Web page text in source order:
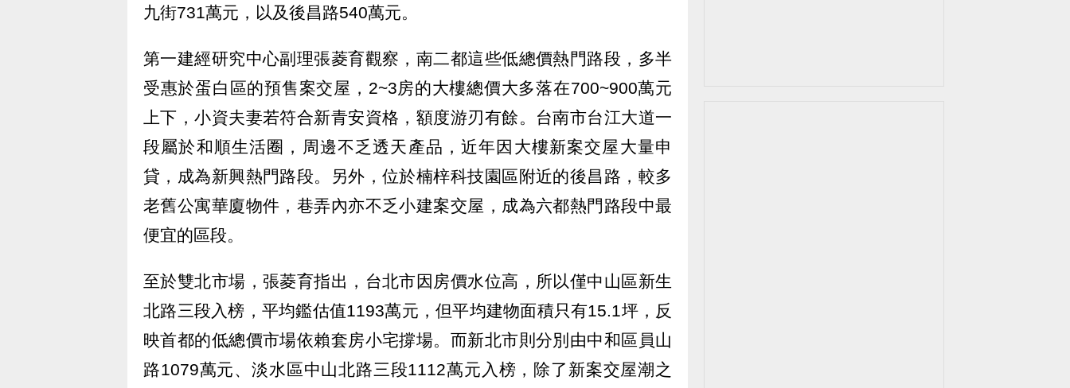
九街731萬元，以及後昌路540萬元。
第一建經研究中心副理張菱育觀察，南二都這些低總價熱門路段，多半
受惠於蛋白區的預售案交屋，2~3房的大樓總價大多落在700~900萬元
上下，小資夫妻若符合新青安資格，額度游刃有餘。台南市台江大道一
段屬於和順生活圈，周邊不乏透天產品，近年因大樓新案交屋大量申
貸，成為新興熱門路段。另外，位於楠梓科技園區附近的後昌路，較多
老舊公寓華廈物件，巷弄內亦不乏小建案交屋，成為六都熱門路段中最
便宜的區段。
至於雙北市場，張菱育指出，台北市因房價水位高，所以僅中山區新生
北路三段入榜，平均鑑估值1193萬元，但平均建物面積只有15.1坪，反
映首都的低總價市場依賴套房小宅撐場。而新北市則分別由中和區員山
路1079萬元、淡水區中山北路三段1112萬元入榜，除了新案交屋潮之